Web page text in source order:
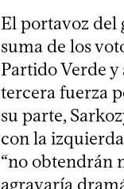
El portavoz del
suma de los
Partido Verde y
tercera fuerza
su parte,
con la
“no obtendrán
agravaría